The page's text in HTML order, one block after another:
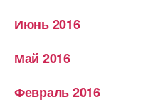
Июнь 2016
Май 2016
Февраль 2016